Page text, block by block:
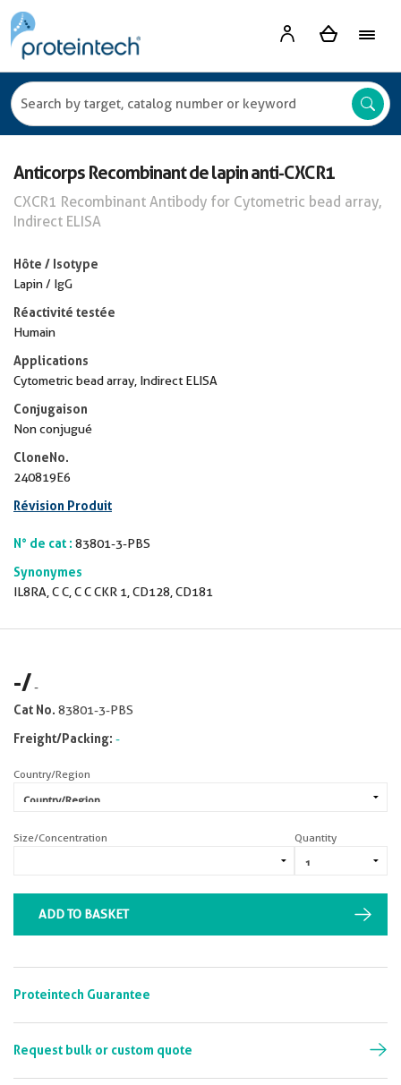
Anticorps Recombinant de lapin anti-CXCR1
CXCR1 Recombinant Antibody for Cytometric bead array,
Indirect ELISA
Hôte / Isotype
Lapin / IgG
Réactivité testée
Humain
Applications
Cytometric bead array, Indirect ELISA
Conjugaison
Non conjugué
CloneNo.
240819E6
Révision Produit
N° de cat : 83801-3-PBS
Synonymes
IL8RA, C C, C C CKR 1, CD128, CD181
-/-
Cat No. 83801-3-PBS
Freight/Packing: -
Country/Region
Size/Concentration Quantity
ADD TO BASKET
Proteintech Guarantee
Request bulk or custom quote